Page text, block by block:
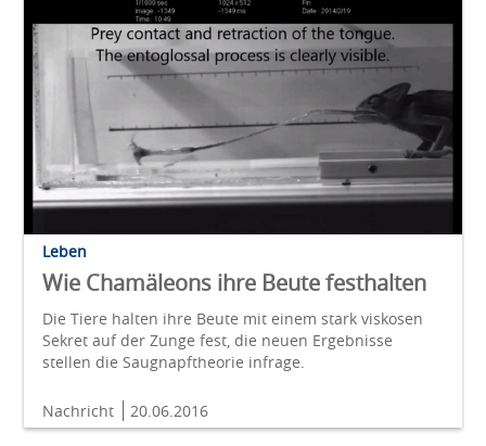
Leben
Wie Chamäleons ihre Beute festhalten
Die Tiere halten ihre Beute mit einem stark viskosen
Sekret auf der Zunge fest, die neuen Ergebnisse
stellen die Saugnapftheorie infrage.
Nachricht 20.06.2016